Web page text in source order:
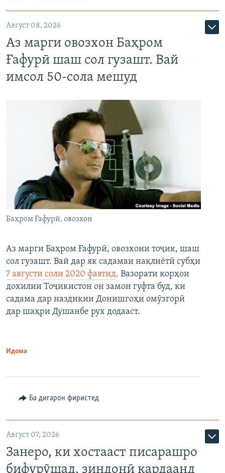
Август 08, 2026
Аз марги овозхон Баҳром
Ғафурӣ шаш сол гузашт. Вай
имсол 50-сола мешуд
Баҳром Ғафурӣ, овозхон
Аз марги Баҳром Ғафурӣ, овозхони тоҷик, шаш
сол гузашт. Вай дар як садамаи нақлиётӣ субҳи
7 августи соли 2020 фавтид. Вазорати корҳои
дохилии Тоҷикистон он замон гуфта буд, ки
садама дар наздикии Донишгоҳи омӯзгорӣ
дар шаҳри Душанбе рух додааст.
Идома
Ба дигарон фиристед
Август 07, 2026
Занеро, ки хостааст писарашро
бифурӯшад, зиндонӣ кардаанд